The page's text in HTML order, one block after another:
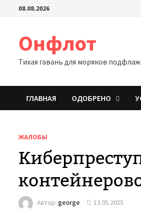
Перейти08.08.2026
Онфлот
Тихая гавань для моряков
ГЛАВНАЯ ОДОБРЕНО
ЖАЛОБЫ
Автор:george 13.05.2025